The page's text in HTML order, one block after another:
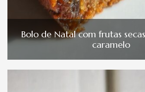
Bolo de Natal com frutas
caramelo